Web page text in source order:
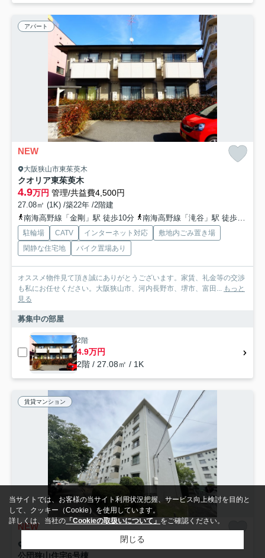
アパート
NEW
大阪狭山市東茱萸木
クオリア東茱萸木
4.9万円 管理/共益費4,500円
27.08㎡ (1K) /築22年 /2階建
南海高野線「金剛」駅 徒歩10分
南海高野線「滝谷」駅 徒歩25分
駐輪場 CATV インターネット対応
敷地内ごみ置き場
閑静な住宅地
バイク置場あり
オススメ物件見て頂き誠にありがとうございます。家賃、礼金等の交渉
も私にお任せください。大阪狭山市、河内長野市、堺市、富田...
もっと
見る
募集中の部屋
2階
4.9万円
2階 / 27.08㎡ / 1K
賃貸マンション
NEW
公団狭山住宅6号棟
当サイトでは、お客様の当サイト利用状況把握、サービス向上検討を目的と
して、クッキー（Cookie）を使用しています。
詳しくは、当社の 「Cookieの取扱いについて」 をご確認ください。
閉じる